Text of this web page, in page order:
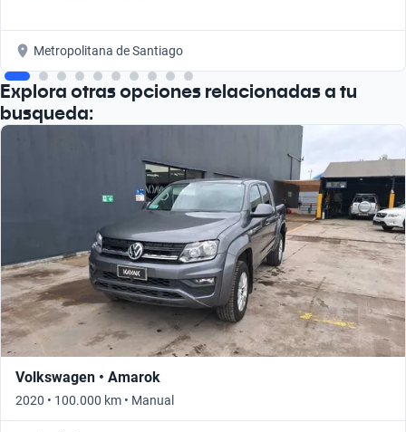
Metropolitana de Santiago
Explora otras opciones relacionadas a tu
busqueda:
Volkswagen • Amarok
2020 • 100.000 km • Manual